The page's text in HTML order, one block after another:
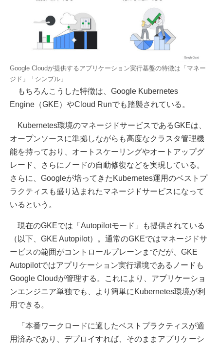
Google Cloudが提供するアプリケーション実行基盤の特徴は「マネー
ジド」「シンプル」
もちろんこうした特徴は、Google Kubernetes
Engine（GKE）やCloud Runでも踏襲されている。
Kubernetes環境のマネージドサービスであるGKEは、
オープンソースに準拠しながらも高度なクラスタ管理機
能を持っており、オートスケーリングやオートアップグ
レード、さらにノードの自動修復などを実現している。
さらに、Googleが培ってきたKubernetes運用のベストプ
ラクティスも盛り込まれたマネージドサービスになって
いるという。
現在のGKEでは「Autopilotモード」も提供されている
（以下、GKE Autopilot）。通常のGKEではマネージドサ
ービスの範囲がコントロールプレーンまでだが、GKE
Autopilotではアプリケーション実行環境であるノードも
Google Cloudが管理する。これにより、アプリケーショ
ンエンジニア単独でも、より簡単にKubernetes環境が利
用できる。
「本番ワークロードに適したベストプラクティスが適
用済みであり、デプロイすれば、そのままアプリケーシ